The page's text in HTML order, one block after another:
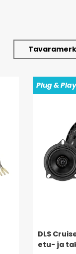
Plug & Play
DLS
etu- ja